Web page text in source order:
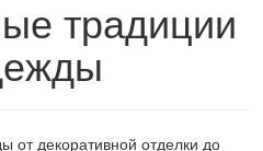
традиции
декоративной отделки до